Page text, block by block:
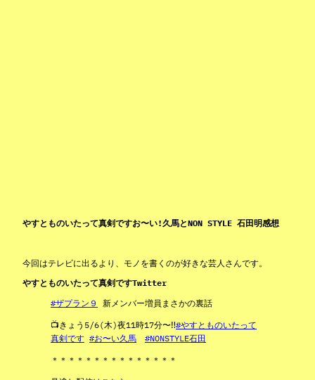
やすとものいたって真剣ですお〜い!久馬とNON STYLE 石田明感想
今回はテレビに出るより、モノを書くのが好きな芸人さんです。
やすとものいたって真剣ですTwitter
#ザプラン９
新メンバー増員まさかの裏話
📺きょう5/6(木)夜11時17分〜‼️#やすとものいたって
真剣です #お〜い久馬 #NONSTYLE石田
＊＊＊＊＊＊＊＊＊＊＊＊＊＊＊